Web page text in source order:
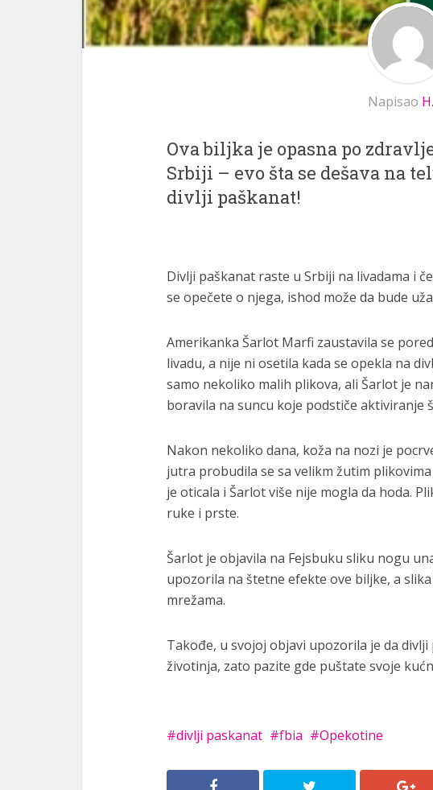
Napisao
Ova biljka je opasna po
Srbiji – evo šta se dešava na
divlji paškanat!
Divlji paškanat raste u Srbiji na livadama i
se opečete o njega, ishod može da bude
Amerikanka Šarlot Marfi zaustavila se
livadu, a nije ni osetila kada se opekla na
samo nekoliko malih plikova, ali Šarlot je
boravila na suncu koje podstiče aktiviranje
Nakon nekoliko dana, koža na nozi je
jutra probudila se sa velikm žutim
je oticala i Šarlot više nije mogla da hoda.
ruke i prste.
Šarlot je objavila na Fejsbuku sliku nogu
upozorila na štetne efekte ove biljke, a
mrežama.
Takođe, u svojoj objavi upozorila je da
životinja, zato pazite gde puštate svoje
divlji paskanat fbia Opekotine